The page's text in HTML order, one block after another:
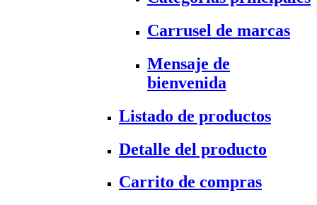
Carrusel de marcas
Mensaje de
bienvenida
Listado de productos
Detalle del producto
Carrito de compras